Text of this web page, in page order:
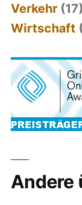
Verkehr (17)
Wirtschaft
Andere